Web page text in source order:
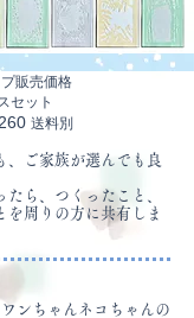
販売価格
セット
0 送料別
、ご家族が選んでも良
ら、つくったこと、
を周りの方に共有しま
ンちゃんネコちゃんの